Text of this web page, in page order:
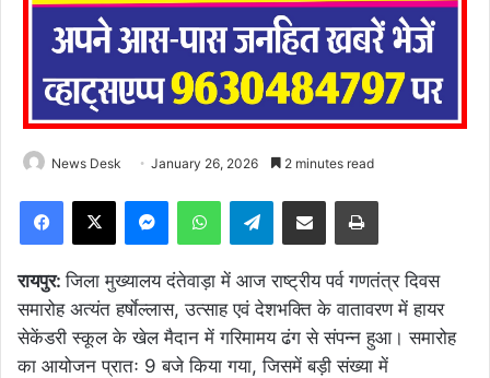
News Desk January 26, 2026 2 minutes read
Facebook
X MessengerWhatsAppTelegramShare via Email Print
रायपुर:जिला मुख्यालय दंतेवाड़ा में आज राष्ट्रीय पर्व गणतंत्र दिवस
समारोह अत्यंत हर्षाेल्लास, उत्साह एवं देशभक्ति के वातावरण में हायर
सेकेंडरी स्कूल के खेल मैदान में गरिमामय ढंग से संपन्न हुआ। समारोह
का आयोजन प्रातः 9 बजे किया गया, जिसमें बड़ी संख्या में